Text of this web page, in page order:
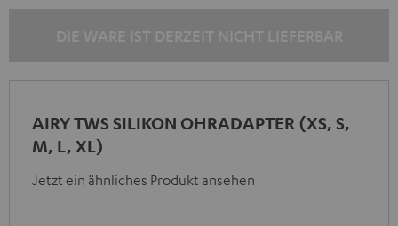
AIRY TWS SILIKON OHRADAPTER (XS, S,
M, L, XL)
Jetzt ein ähnliches Produkt ansehen